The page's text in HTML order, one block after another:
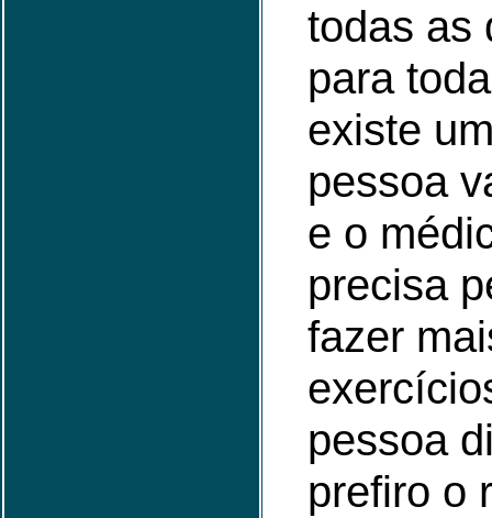
todas as
para
existe
pessoa
e o
precisa
fazer
pessoa
prefiro o